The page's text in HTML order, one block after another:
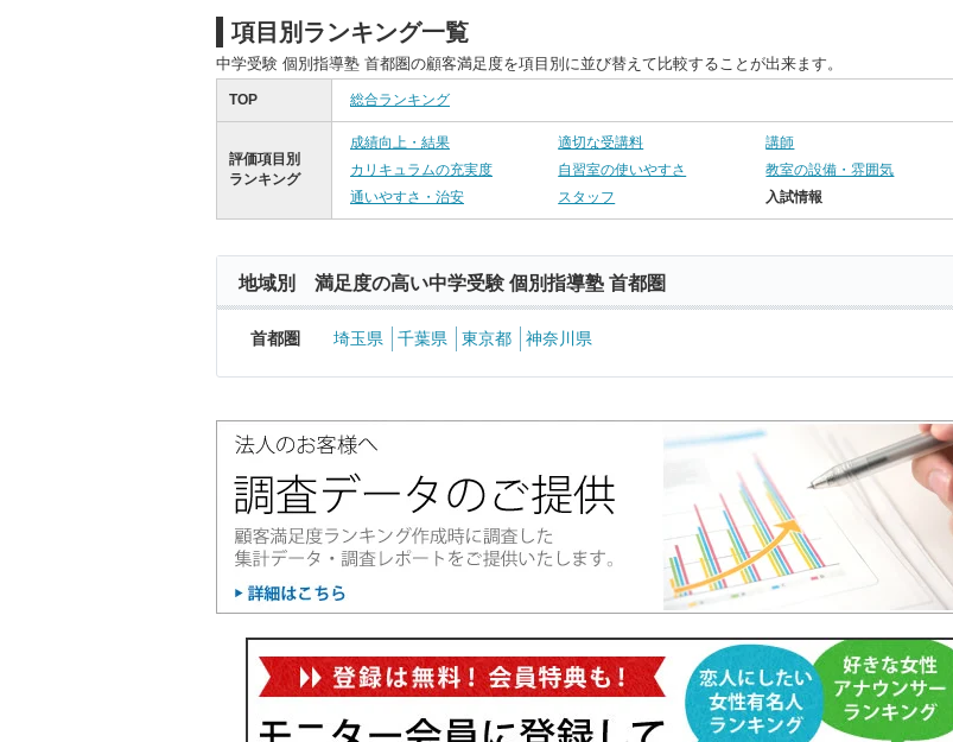
項目別ランキング一覧
中学受験 個別指導塾 首都圏の顧客満足度を項目別に並び替えて比較することが出来ます。
TOP 総合ランキング
評価項目別
ランキング
成績向上・結果 適切な受講料
講師
カリキュラムの充実度
自習室の使いやすさ
教室の設備・雰囲気
通いやすさ・治安
スタッフ 入試情報
地域別 満足度の高い中学受験 個別指導塾 首都圏
首都圏 埼玉県 千葉県 東京都 神奈川県